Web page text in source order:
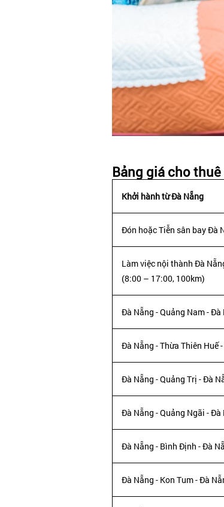
Bảng giá cho
Khởi hành từ Đà Nẵng
Đón hoặc Tiễn sân bay Đà
Làm việc nội thành Đà
(8:00 – 17:00, 100km)
Đà Nẵng - Quảng Nam - Đà
Đà Nẵng - Thừa Thiên Huế
Đà Nẵng - Quảng Trị - Đà
Đà Nẵng - Quảng Ngãi - Đà
Đà Nẵng - Bình Định - Đà
Đà Nẵng - Kon Tum - Đà